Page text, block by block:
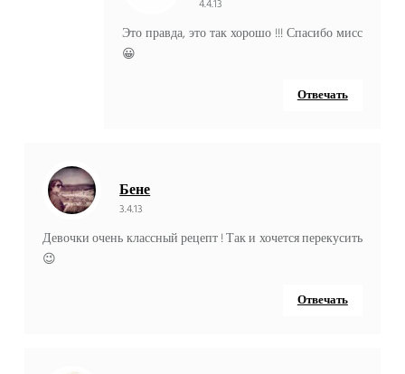
4.4.13
Это правда, это так хорошо !!! Спасибо мисс
😀
Отвечать
Бене
3.4.13
Девочки очень классный рецепт ! Так и хочется перекусить
😉
Отвечать